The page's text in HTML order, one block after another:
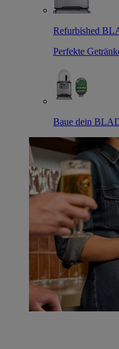
Refurbished
Perfekte
Baue dein